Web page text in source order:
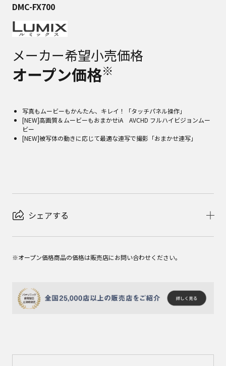
DMC-FX700
メーカー希望小売価格
オープン価格※
写真もムービーもかんたん、キレイ！「タッチパネル操作」
[NEW]高画質＆ムービーもおまかせiA AVCHD フルハイビジョンムー
ビー
[NEW]被写体の動きに応じて最適な連写で撮影「おまかせ連写」
シェアする
※オープン価格商品の価格は販売店にお問い合わせください。